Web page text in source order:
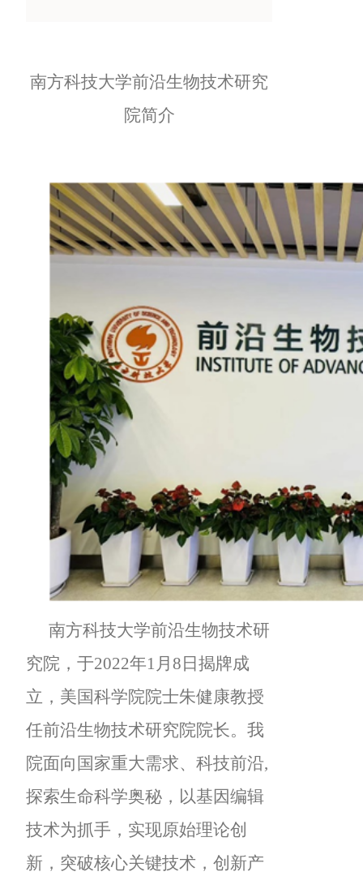
南方科技大学前沿生物技术研究
院简介
南方科技大学前沿生物技术研
究院，于2022年1月8日揭牌成
立，美国科学院院士朱健康教授
任前沿生物技术研究院院长。我
院面向国家重大需求、科技前沿,
探索生命科学奥秘，以基因编辑
技术为抓手，实现原始理论创
新，突破核心关键技术，创新产